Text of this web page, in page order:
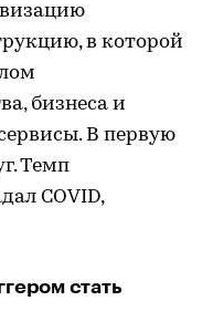
в которой
бизнеса и
В первую
Темп
COVID,
стать